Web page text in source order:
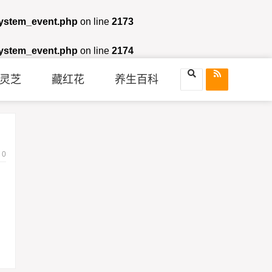
on line 2173
on line 2174
灵芝 藏红花 养生百科
0